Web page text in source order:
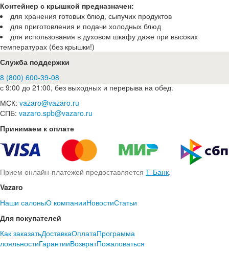
Контейнер с крышкой предназначен:
для хранения готовых блюд, сыпучих продуктов
для приготовления и подачи холодных блюд
для использования в духовом шкафу даже при высоких
температурах (без крышки!)
Служба поддержки
8 (800) 600-39-08
с 9:00 до 21:00, без выходных и перерыва на обед.
МСК: vazaro@vazaro.ru
СПБ: vazaro.spb@vazaro.ru
Принимаем к оплате
Прием онлайн-платежей предоставляется Т-Банк.
Vazaro
Наши салоныО компанииНовостиСтатьи
Для покупателей
Как заказатьДоставкаОплатаПрограмма
лояльностиГарантииВозвратПожаловаться